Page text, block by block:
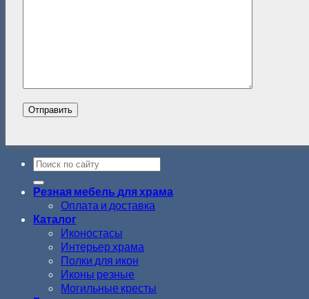
Резная мебель для храма
Оплата и доставка
Каталог
Иконостасы
Интерьер храма
Полки для икон
Иконы резные
Могильные кресты